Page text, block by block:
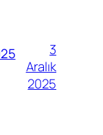
3
Aralık
2025